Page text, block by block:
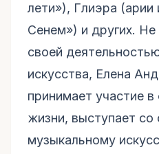
лети»), Глиэра
Сенем») и других. Не
своей
искусства, Елена
принимает участие
жизни, выступает со
музыкальному